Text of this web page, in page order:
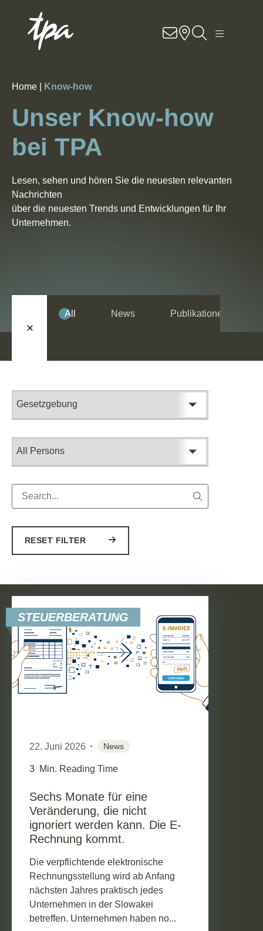
Know-how
Branchen
Über uns
Contact
Standorte
Home | Know-how
Unser Know-how
bei TPA
Lesen, sehen und hören Sie die neuesten relevanten
Nachrichten
über die neuesten Trends und Entwicklungen für Ihr
Unternehmen.
All News Publikationen
RESET FILTER
STEUERBERATUNG
22. Juni 2026 News
3 Min. Reading Time
Sechs Monate für eine
Veränderung, die nicht
ignoriert werden kann. Die E-
Rechnung kommt.
Die verpflichtende elektronische
Rechnungsstellung wird ab Anfang
nächsten Jahres praktisch jedes
Unternehmen in der Slowakei
betreffen. Unternehmen haben no...